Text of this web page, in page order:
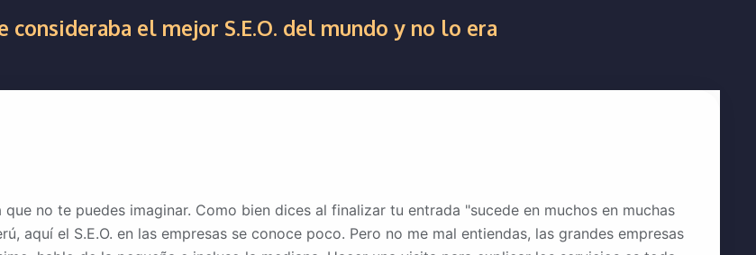
el mejor S.E.O. del mundo y no lo era
no te puedes imaginar. Como bien dices al finalizar tu entrada "sucede en muchos en muchas
aquí el S.E.O. en las empresas se conoce poco. Pero no me mal entiendas, las grandes empresas